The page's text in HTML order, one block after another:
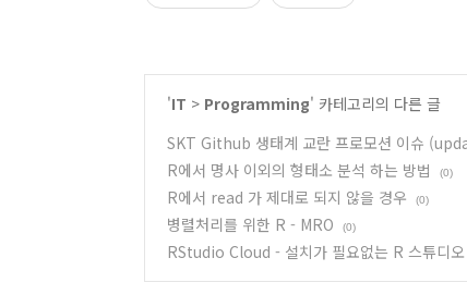
'IT > Programming' 카테고리의 다른 글
SKT Github 생태계 교란 프로모션 이슈
R에서 명사 이외의 형태소 분석 하는 방법 (0)
R에서 read 가 제대로 되지 않을 경우 (0)
병렬처리를 위한 R - MRO (0)
RStudio Cloud - 설치가 필요없는 R 스튜디오